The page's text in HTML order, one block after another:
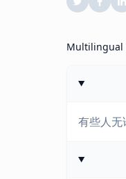
Multilingual
有些人无